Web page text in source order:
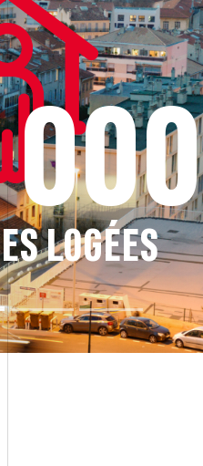
LOGÉES